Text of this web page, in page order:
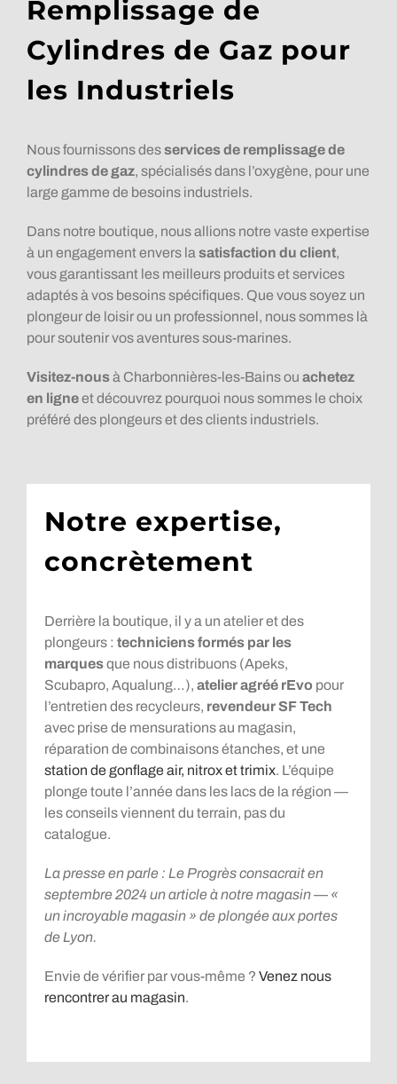
Remplissage de
Cylindres de Gaz pour
les Industriels
Nous fournissons desservices de remplissage de
cylindres de gaz, spécialisés dans l’oxygène, pour une
large gamme de besoins industriels.
Dans notre boutique, nous allions notre vaste expertise
à un engagement envers la satisfaction du client,
vous garantissant les meilleurs produits et services
adaptés à vos besoins spécifiques. Que vous soyez un
plongeur de loisir ou un professionnel, nous sommes là
pour soutenir vos aventures sous-marines.
Visitez-nousà Charbonnières-les-Bains ou achetez
en ligneet découvrez pourquoi nous sommes le choix
préféré des plongeurs et des clients industriels.
Notre expertise,
concrètement
Derrière la boutique, il y a un atelier et des
plongeurs : techniciens formés par les
marquesque nous distribuons (Apeks,
Scubapro, Aqualung…), atelier agréé rEvo pour
l’entretien des recycleurs, revendeur SF Tech
avec prise de mensurations au magasin,
réparation de combinaisons étanches, et une
station de gonflage air, nitrox et trimix. L’équipe
plonge toute l’année dans les lacs de la région —
les conseils viennent du terrain, pas du
catalogue.
La presse en parle : Le Progrès consacrait en
septembre 2024 un article à notre magasin — «
un incroyable magasin » de plongée aux portes
de Lyon.
Envie de vérifier par vous-même ? Venez nous
rencontrer au magasin.